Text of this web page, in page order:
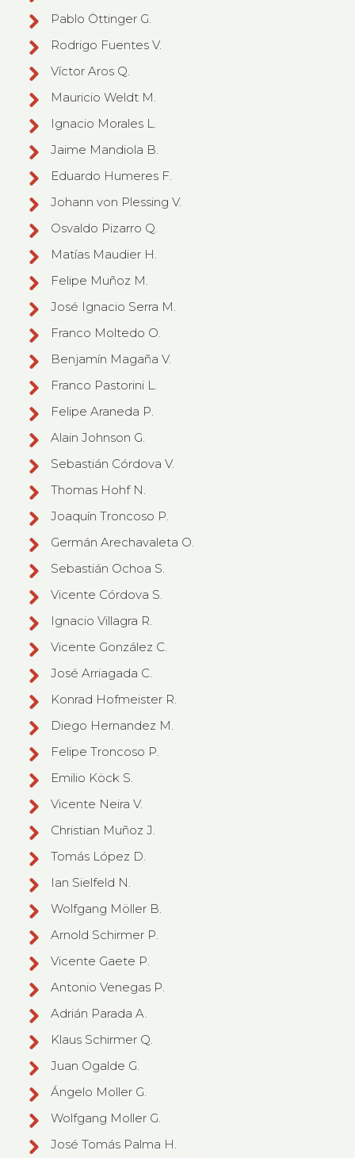
Pablo Öttinger G.
Rodrigo Fuentes V.
Víctor Aros Q.
Mauricio Weldt M.
Ignacio Morales L.
Jaime Mandiola B.
Eduardo Humeres F.
Johann von Plessing V.
Osvaldo Pizarro Q.
Matías Maudier H.
Felipe Muñoz M.
José Ignacio Serra M.
Franco Moltedo O.
Benjamín Magaña V.
Franco Pastorini L.
Felipe Araneda P.
Alain Johnson G.
Sebastián Córdova V.
Thomas Hohf N.
Joaquín Troncoso P.
Germán Arechavaleta O.
Sebastián Ochoa S.
Vicente Córdova S.
Ignacio Villagra R.
Vicente González C.
José Arriagada C.
Konrad Hofmeister R.
Diego Hernandez M.
Felipe Troncoso P.
Emilio Köck S.
Vicente Neira V.
Christian Muñoz J.
Tomás López D.
Ian Sielfeld N.
Wolfgang Möller B.
Arnold Schirmer P.
Vicente Gaete P.
Antonio Venegas P.
Adrián Parada A.
Klaus Schirmer Q.
Juan Ogalde G.
Ángelo Moller G.
Wolfgang Moller G.
José Tomás Palma H.